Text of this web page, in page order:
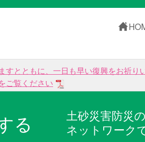
とともに、一日も早い復興をお祈り
ご覧ください
る
土砂災害防災
ネットワーク